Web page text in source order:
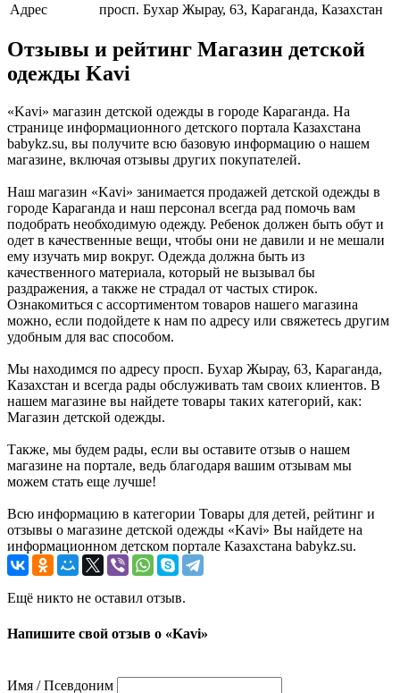
Адрес
просп. Бухар Жырау, 63, Караганда, Казахстан
Отзывы и рейтинг Магазин детской
одежды Kavi
«Kavi» магазин детской одежды в городе Караганда. На
странице информационного детского портала Казахстана
babykz.su, вы получите всю базовую информацию о нашем
магазине, включая отзывы других покупателей.
Наш магазин «Kavi» занимается продажей детской одежды в
городе Караганда и наш персонал всегда рад помочь вам
подобрать необходимую одежду. Ребенок должен быть обут и
одет в качественные вещи, чтобы они не давили и не мешали
ему изучать мир вокруг. Одежда должна быть из
качественного материала, который не вызывал бы
раздражения, а также не страдал от частых стирок.
Ознакомиться с ассортиментом товаров нашего магазина
можно, если подойдете к нам по адресу или свяжетесь другим
удобным для вас способом.
Мы находимся по адресу просп. Бухар Жырау, 63, Караганда,
Казахстан и всегда рады обслуживать там своих клиентов. В
нашем магазине вы найдете товары таких категорий, как:
Магазин детской одежды.
Также, мы будем рады, если вы оставите отзыв о нашем
магазине на портале, ведь благодаря вашим отзывам мы
можем стать еще лучше!
Всю информацию в категории Товары для детей, рейтинг и
отзывы о магазине детской одежды «Kavi» Вы найдете на
информационном детском портале Казахстана babykz.su.
Ещё никто не оставил отзыв.
Напишите свой отзыв о «Kavi»
Имя / Псевдоним